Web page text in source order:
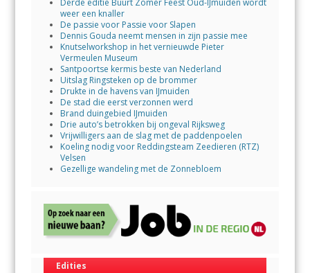
weer een knaller
De passie voor Passie voor Slapen
Dennis Gouda neemt mensen in zijn passie mee
Knutselworkshop in het vernieuwde Pieter
Vermeulen Museum
Santpoortse kermis beste van Nederland
Uitslag Ringsteken op de brommer
Drukte in de havens van IJmuiden
De stad die eerst verzonnen werd
Brand duingebied IJmuiden
Drie auto’s betrokken bij ongeval Rijksweg
Vrijwilligers aan de slag met de paddenpoelen
Koeling nodig voor Reddingsteam Zeedieren (RTZ)
Velsen
Gezellige wandeling met de Zonnebloem
Edities